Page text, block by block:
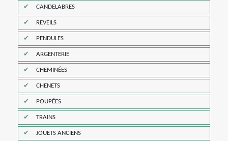
CANDELABRES
REVEILS
PENDULES
ARGENTERIE
CHEMINÉES
CHENETS
POUPÉES
TRAINS
JOUETS ANCIENS